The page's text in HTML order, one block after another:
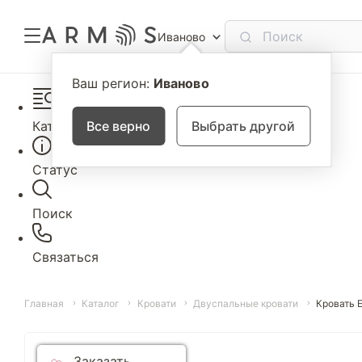
Иваново
Ваш регион: Иваново
Все верно Выбрать другой
Каталог
Статус
Поиск
Связаться
Главная Каталог Кровати Двуспальные кровати Кровать